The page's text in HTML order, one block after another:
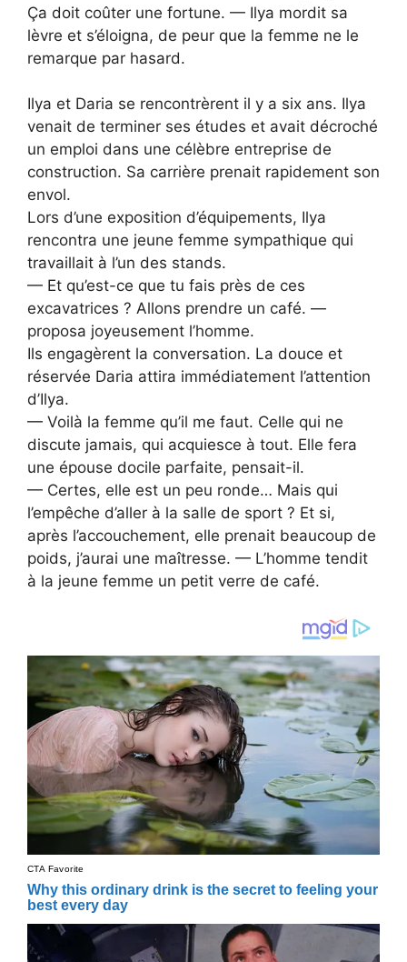
Ça doit coûter une fortune. — Ilya mordit sa
lèvre et s’éloigna, de peur que la femme ne le
remarque par hasard.
Ilya et Daria se rencontrèrent il y a six ans. Ilya
venait de terminer ses études et avait décroché
un emploi dans une célèbre entreprise de
construction. Sa carrière prenait rapidement son
envol.
Lors d’une exposition d’équipements, Ilya
rencontra une jeune femme sympathique qui
travaillait à l’un des stands.
— Et qu’est-ce que tu fais près de ces
excavatrices ? Allons prendre un café. —
proposa joyeusement l’homme.
Ils engagèrent la conversation. La douce et
réservée Daria attira immédiatement l’attention
d’Ilya.
— Voilà la femme qu’il me faut. Celle qui ne
discute jamais, qui acquiesce à tout. Elle fera
une épouse docile parfaite, pensait-il.
— Certes, elle est un peu ronde… Mais qui
l’empêche d’aller à la salle de sport ? Et si,
après l’accouchement, elle prenait beaucoup de
poids, j’aurai une maîtresse. — L’homme tendit
à la jeune femme un petit verre de café.